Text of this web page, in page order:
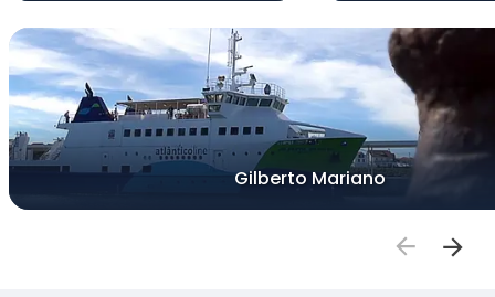
Gilberto Mariano